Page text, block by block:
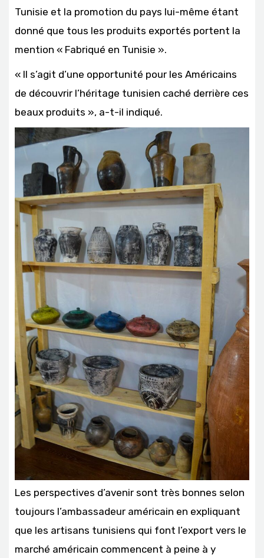
Tunisie et la promotion du pays lui-même étant
donné que tous les produits exportés portent la
mention « Fabriqué en Tunisie ».
« Il s’agit d’une opportunité pour les Américains
de découvrir l’héritage tunisien caché derrière ces
beaux produits », a-t-il indiqué.
Les perspectives d’avenir sont très bonnes selon
toujours l’ambassadeur américain en expliquant
que les artisans tunisiens qui font l’export vers le
marché américain commencent à peine à y